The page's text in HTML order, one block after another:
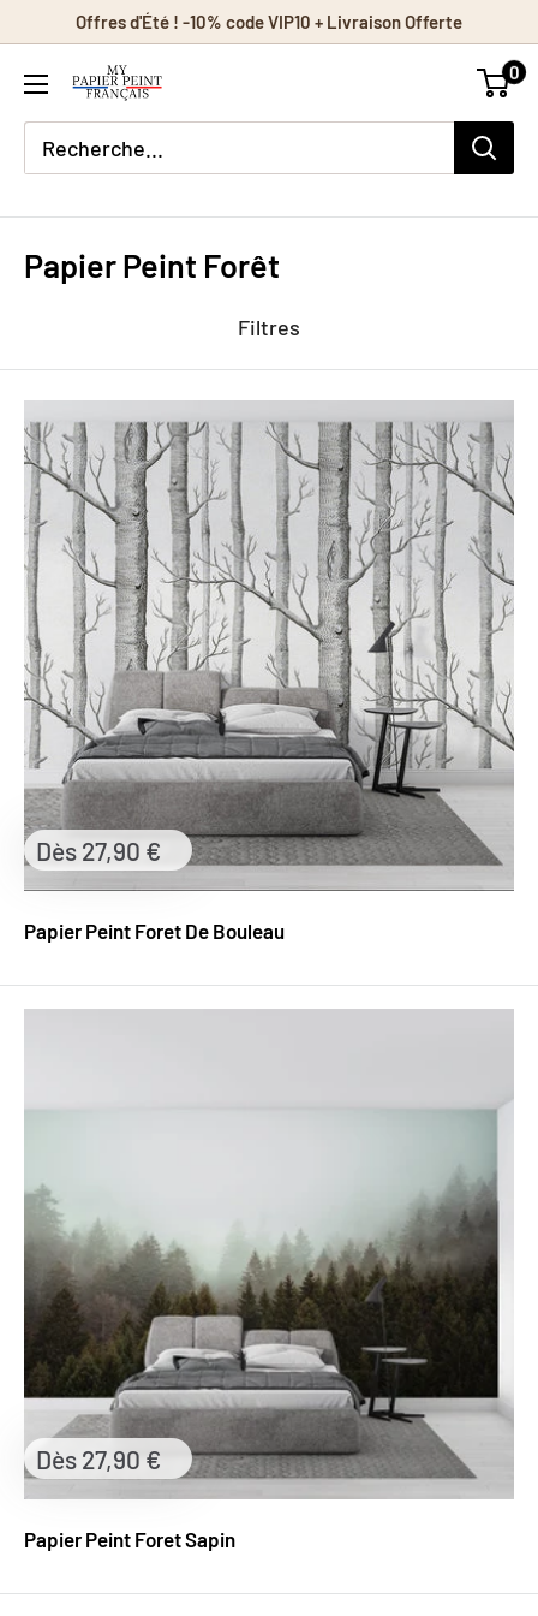
contenu
Offres d'Été ! -10% code VIP10 + Livraison Offerte
0
Papier Peint Forêt
Filtres
Papier Peint Foret De Bouleau
Prix
réduit
Dès 27,90 €
Papier Peint Foret Sapin
Prix
réduit
Dès 27,90 €